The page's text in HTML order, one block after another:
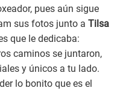
pues aún sigue
sus fotos junto a Tilsa
que le dedicaba:
caminos se juntaron,
y únicos a tu lado.
lo bonito que es el